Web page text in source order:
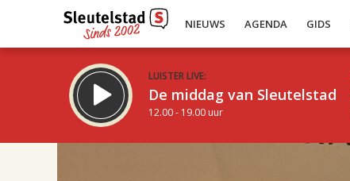
NIEUWS AGENDA GIDS
LUISTER LIVE:
De middag van Sleutelstad
12.00 - 19.00 uur